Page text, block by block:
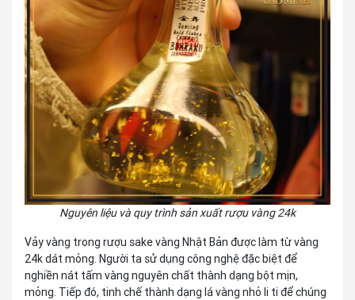
Nguyên liệu và quy trình sản xuất rượu vàng 24k
Vảy vàng trong rượu sake vàng Nhật Bản được làm từ vàng
24k dát mỏng. Người ta sử dụng công nghệ đặc biệt để
nghiền nát tấm vàng nguyên chất thành dạng bột mịn,
mỏng. Tiếp đó, tinh chế thành dạng lá vàng nhỏ li ti để chúng